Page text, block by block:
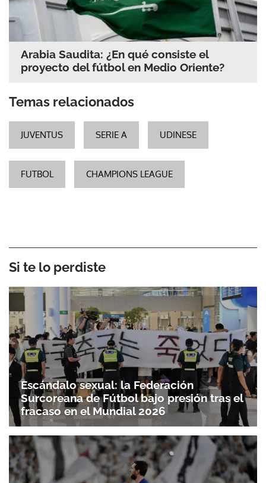
Arabia Saudita: ¿En qué consiste el
proyecto del fútbol en Medio Oriente?
Temas relacionados
JUVENTUS SERIE A UDINESE
FUTBOL CHAMPIONS LEAGUE
Si te lo perdiste
Escándalo sexual: la Federación
Surcoreana de Fútbol bajo presión tras el
fracaso en el Mundial 2026